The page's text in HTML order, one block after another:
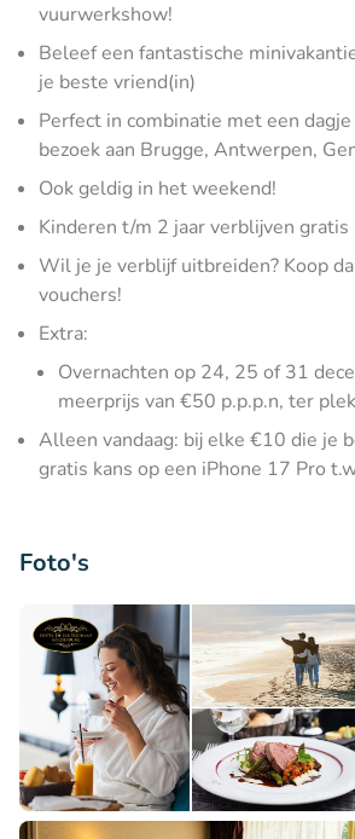
vuurwerkshow!
Beleef een fantastische
je beste vriend(in)
Perfect in combinatie met een
bezoek aan Brugge, Antwerpen,
Ook geldig in het weekend!
Kinderen t/m 2 jaar verblijven gratis
Wil je je verblijf uitbreiden? Koop
vouchers!
Extra:
Overnachten op 24, 25 of 31
meerprijs van €50 p.p.p.n, ter
Alleen vandaag: bij elke €10 die je
gratis kans op een iPhone 17 Pro
Foto's